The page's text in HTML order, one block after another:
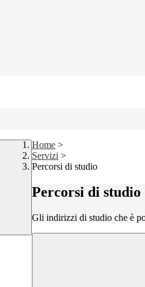
Home >
Servizi >
Percorsi di studio
Percorsi di studio
Gli indirizzi di studio che è